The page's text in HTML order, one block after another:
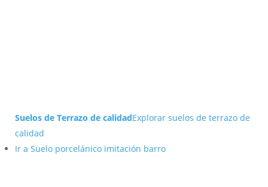
Suelos de Terrazo de calidadExplorar suelos de terrazo de
calidad
Ir a Suelo porcelánico imitación barro